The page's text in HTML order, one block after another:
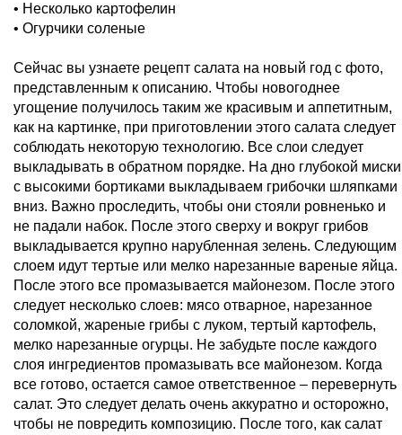
• Несколько картофелин
• Огурчики соленые
Сейчас вы узнаете рецепт салата на новый год с фото,
представленным к описанию. Чтобы новогоднее
угощение получилось таким же красивым и аппетитным,
как на картинке, при приготовлении этого салата следует
соблюдать некоторую технологию. Все слои следует
выкладывать в обратном порядке. На дно глубокой миски
с высокими бортиками выкладываем грибочки шляпками
вниз. Важно проследить, чтобы они стояли ровненько и
не падали набок. После этого сверху и вокруг грибов
выкладывается крупно нарубленная зелень. Следующим
слоем идут тертые или мелко нарезанные вареные яйца.
После этого все промазывается майонезом. После этого
следует несколько слоев: мясо отварное, нарезанное
соломкой, жареные грибы с луком, тертый картофель,
мелко нарезанные огурцы. Не забудьте после каждого
слоя ингредиентов промазывать все майонезом. Когда
все готово, остается самое ответственное – перевернуть
салат. Это следует делать очень аккуратно и осторожно,
чтобы не повредить композицию. После того, как салат